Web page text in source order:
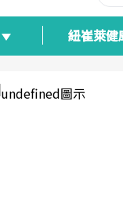
紐崔萊健